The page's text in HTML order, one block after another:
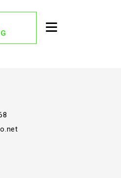
ONS(OVER ONS)
TUNED
Toggle second